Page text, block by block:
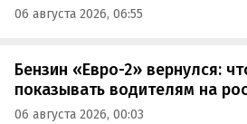
06 августа 2026, 06:55
Бензин «Евро-2» вернулся:
показывать водителям на
06 августа 2026, 00:03